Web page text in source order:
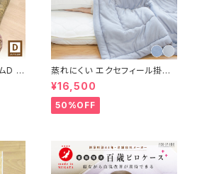
D 1
ホ
蒸れにくい エクセフィール掛け
布団 150×210cm
¥16,500
50%OFF